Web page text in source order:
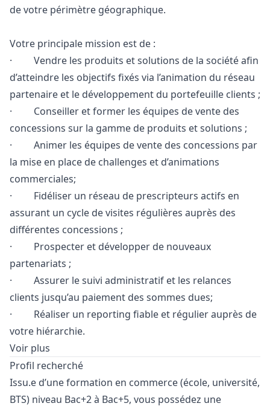
de votre périmètre géographique.
Votre principale mission est de :
· Vendre les produits et solutions de la société afin
d’atteindre les objectifs fixés via l’animation du réseau
partenaire et le développement du portefeuille clients ;
· Conseiller et former les équipes de vente des
concessions sur la gamme de produits et solutions ;
· Animer les équipes de vente des concessions par
la mise en place de challenges et d’animations
commerciales;
· Fidéliser un réseau de prescripteurs actifs en
assurant un cycle de visites régulières auprès des
différentes concessions ;
· Prospecter et développer de nouveaux
partenariats ;
· Assurer le suivi administratif et les relances
clients jusqu’au paiement des sommes dues;
· Réaliser un reporting fiable et régulier auprès de
votre hiérarchie.
Voir plus
Profil recherché
Issu.e d’une formation en commerce (école, université,
BTS) niveau Bac+2 à Bac+5, vous possédez une